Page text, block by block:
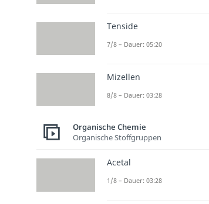
Tenside
7/8 – Dauer: 05:20
Mizellen
8/8 – Dauer: 03:28
Organische Chemie
Organische Stoffgruppen
Acetal
1/8 – Dauer: 03:28